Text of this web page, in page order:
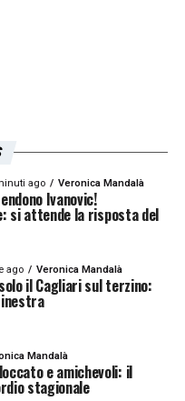
ago Veronica Mandalà
Ivanovic!
si attende la risposta del
ago Veronica Mandalà
il Cagliari sul terzino:
Mandalà
e amichevoli: il
stagionale